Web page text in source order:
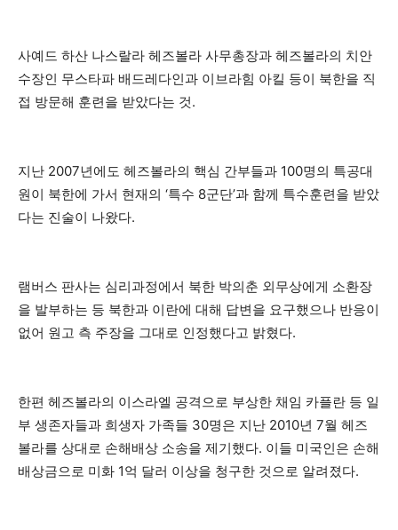
사예드 하산 나스랄라 헤즈볼라 사무총장과 헤즈볼라의 치안
수장인 무스타파 배드레다인과 이브라힘 아킬 등이 북한을 직
접 방문해 훈련을 받았다는 것.
지난 2007년에도 헤즈볼라의 핵심 간부들과 100명의 특공대
원이 북한에 가서 현재의 ‘특수 8군단’과 함께 특수훈련을 받았
다는 진술이 나왔다.
램버스 판사는 심리과정에서 북한 박의춘 외무상에게 소환장
을 발부하는 등 북한과 이란에 대해 답변을 요구했으나 반응이
없어 원고 측 주장을 그대로 인정했다고 밝혔다.
한편 헤즈볼라의 이스라엘 공격으로 부상한 채임 카플란 등 일
부 생존자들과 희생자 가족들 30명은 지난 2010년 7월 헤즈
볼라를 상대로 손해배상 소송을 제기했다. 이들 미국인은 손해
배상금으로 미화 1억 달러 이상을 청구한 것으로 알려졌다.